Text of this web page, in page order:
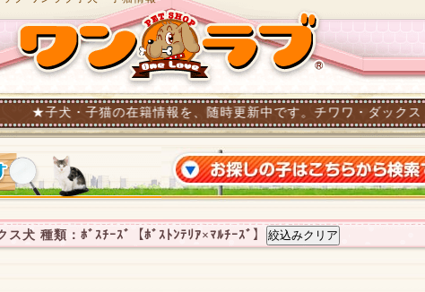
猫の在籍情報を、随時更新中です。チワワ・ダックス・トイプー
ス犬 種類：ﾎﾞｽﾁｰｽﾞ【ﾎﾞｽﾄﾝﾃﾘｱ×ﾏﾙﾁｰｽﾞ】